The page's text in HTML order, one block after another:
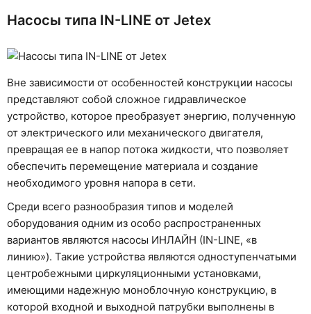
Жизнь
Общество
Рассказать новость
Насосы типа IN-LINE от Jetex
Вне зависимости от особенностей конструкции насосы
представляют собой сложное гидравлическое
устройство, которое преобразует энергию, полученную
от электрического или механического двигателя,
превращая ее в напор потока жидкости, что позволяет
обеспечить перемещение материала и создание
необходимого уровня напора в сети.
Среди всего разнообразия типов и моделей
оборудования одним из особо распространенных
вариантов являются насосы ИНЛАЙН (IN-LINE, «в
линию»). Такие устройства являются одноступенчатыми
центробежными циркуляционными установками,
имеющими надежную моноблочную конструкцию, в
которой входной и выходной патрубки выполнены в